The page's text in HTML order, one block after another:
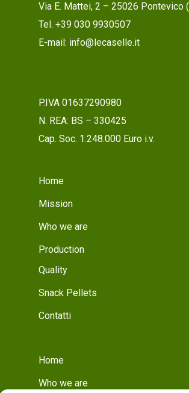
Via E. Mattei, 2 – 25026 Pontevico
Tel. +39 030 9930507
E-mail: info@lecaselle.it
P.IVA 01637290980
N. REA: BS – 330425
Cap. Soc. 1.248.000 Euro i.v.
Home
Mission
Who we are
Production
Quality
Snack Pellets
Contatti
Home
Who we are